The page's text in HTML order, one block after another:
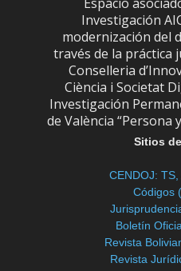
Investigación
modernización del
través de la práctica
Conselleria
Ciència i Societat
Investigación
de València “Persona
Sitios
CENDOJ:
Códigos
Boletín
Revista
Revista